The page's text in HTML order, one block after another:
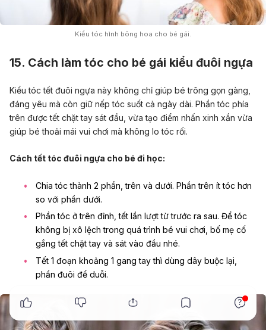
Kiểu tóc hình bông hoa cho bé gái.
15. Cách làm tóc cho bé gái kiểu đuôi ngựa
Kiểu tóc tết đuôi ngựa này không chỉ giúp bé trông gọn gàng,
đáng yêu mà còn giữ nếp tóc suốt cả ngày dài. Phần tóc phía
trên được tết chặt tay sát đầu, vừa tạo điểm nhấn xinh xắn vừa
giúp bé thoải mái vui chơi mà không lo tóc rối.
Cách tết tóc đuôi ngựa cho bé đi học:
Chia tóc thành 2 phần, trên và dưới. Phần trên ít tóc hơn
so với phần dưới.
Phần tóc ở trên đỉnh, tết lần lượt từ trước ra sau. Để tóc
không bị xô lệch trong quá trình bé vui chơi, bố mẹ cố
gắng tết chặt tay và sát vào đầu nhé.
Tết 1 đoạn khoảng 1 gang tay thì dùng dây buộc lại,
phần đuôi để duỗi.